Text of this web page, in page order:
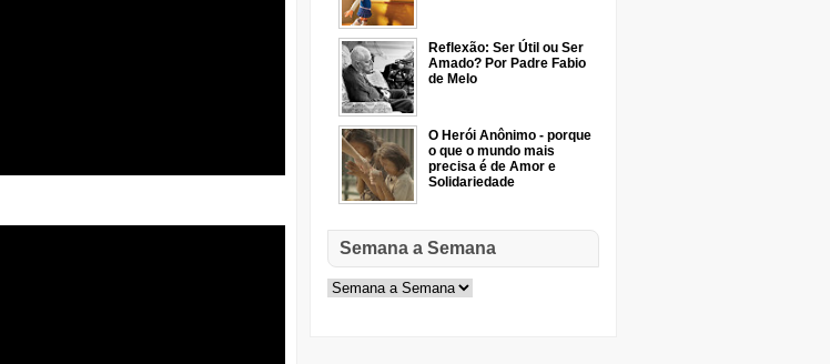
Reflexão: Ser Útil ou Ser
Amado? Por Padre Fabio
de Melo
O Herói Anônimo - porque
o que o mundo mais
precisa é de Amor e
Solidariedade
Semana a Semana